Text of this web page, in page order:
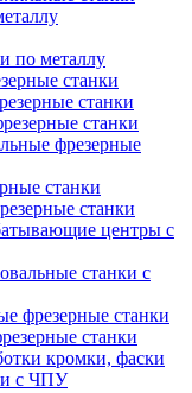
по металлу
станки
станки
станки
фрезерные
станки
станки
центры с
станки с
фрезерные станки
станки
кромки, фаски
с ЧПУ